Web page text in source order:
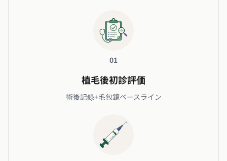
01
植毛後初診評価
術後記録+毛包鏡ベースライン